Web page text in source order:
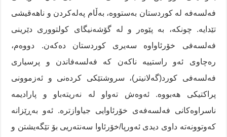
فەلسەفە لە کوردستان بەستووە، بەڵام پەلەکردن و ناهەقیشی
تێدایە. چونکە، بە پێوەر و لە گۆشەنیگای کولتووری دێرینی
فەلسەفی خۆرئاواوە سەیری کوردستان دەکەن. دووەم،
رەچاوی ئەو راستییە ناکەن کە فەلسەفاندن و پرسیاری
فەلسەفی کورد(گەلانیتر)، سروشتێکی کردەنی و ئەزموونی
پراکتیکی هەبووە. ئەوەش تەواو لە نەریتەباو و پارادیمە
ناسراوەکانی فەلسەفەی خۆرئاوایی جیاوازترە. ئەو بەڕێزانە
کەوتوونەتە داوی دیدی ئەورپا/خۆرئاوا سەنتەریی بۆ تێگەیشتن و